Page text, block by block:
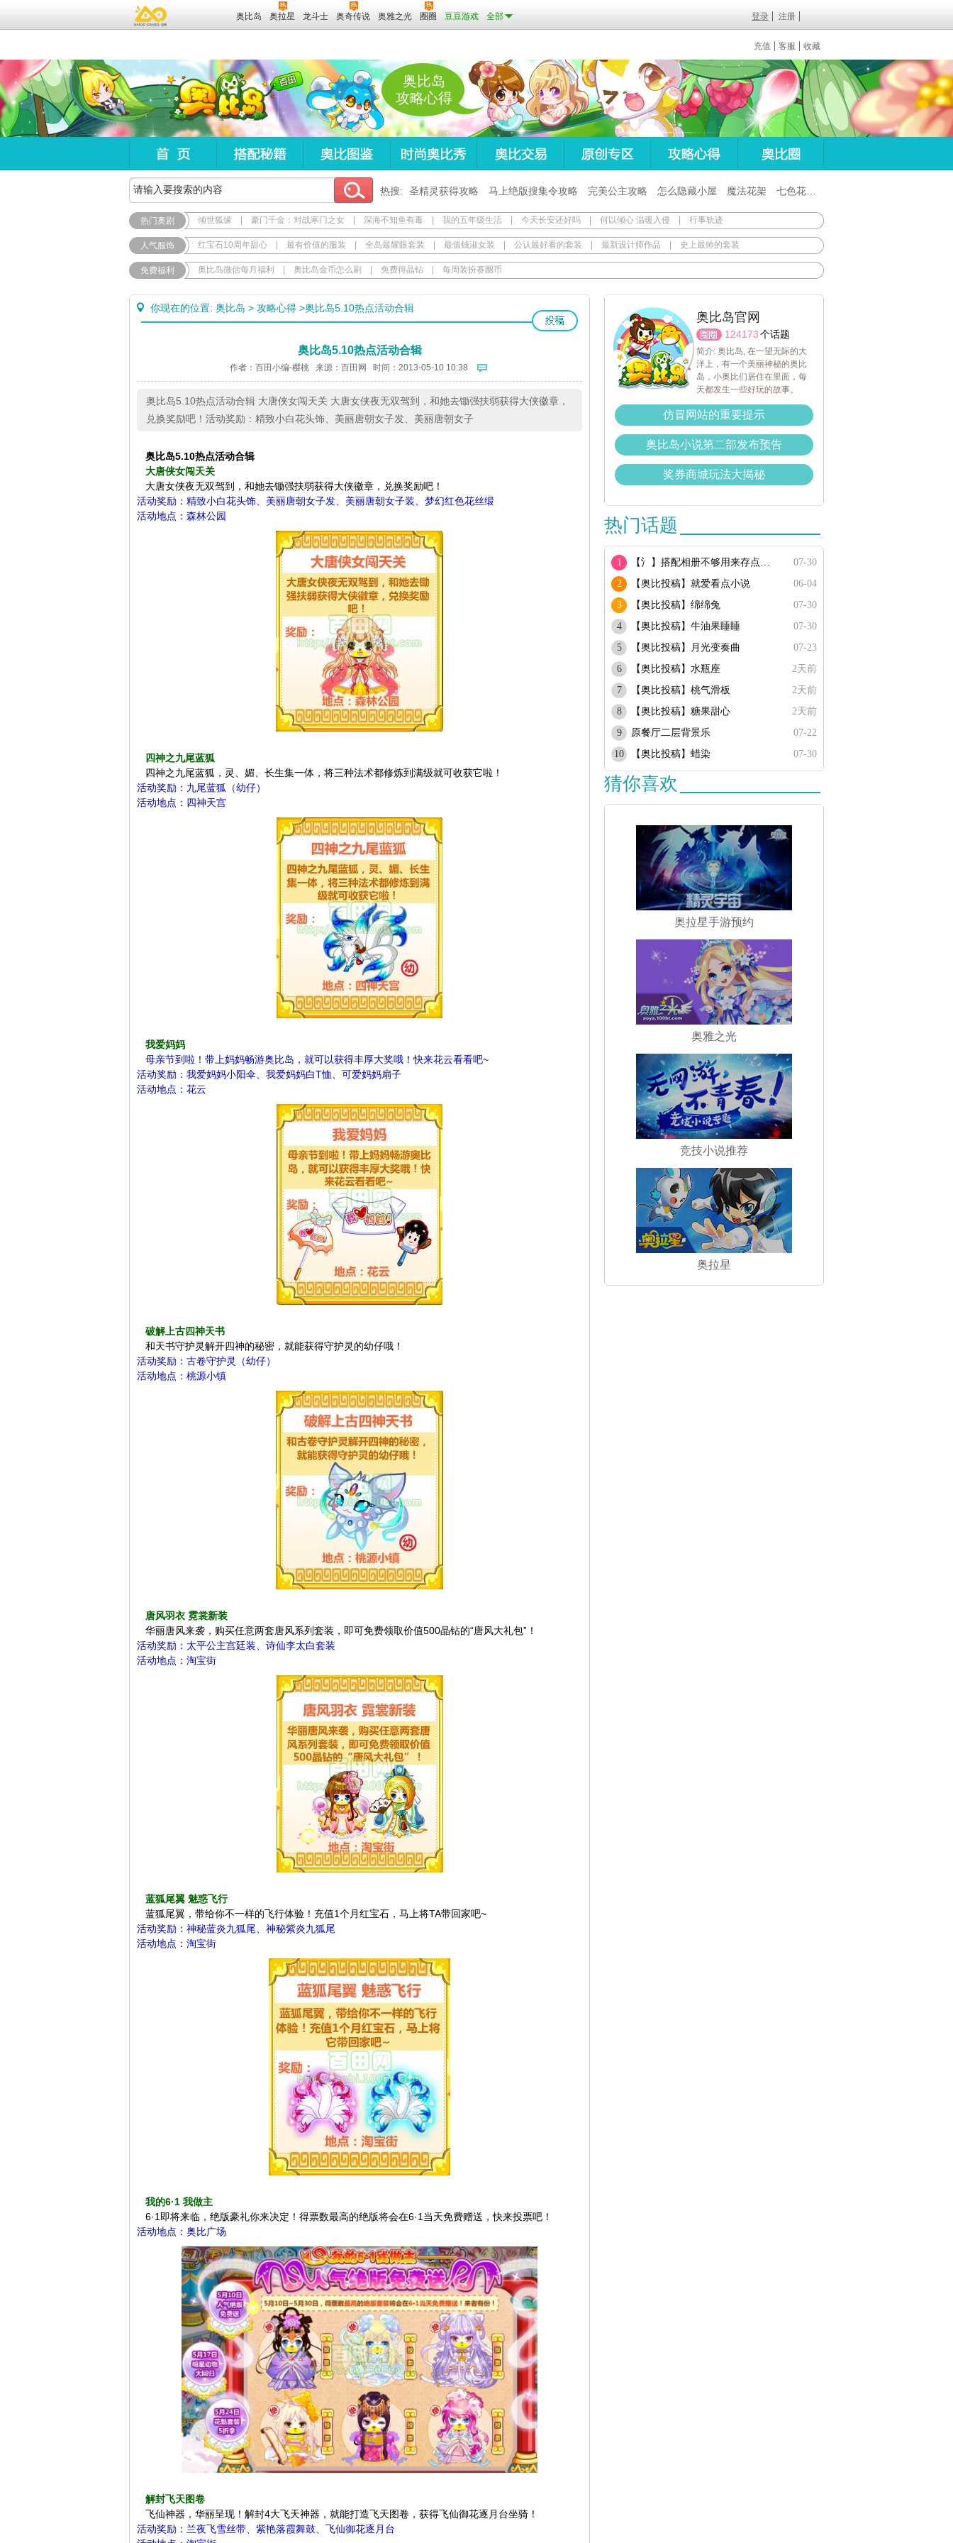
奥比岛 奥拉星 龙斗士 奥奇传说 奥雅之光 圈圈 豆豆游戏 全部 登录 注册
充值 客服 收藏
奥比岛
攻略心得
热搜: 圣精灵获得攻略 马上绝版搜集令攻略 完美公主攻略 怎么隐藏小屋 魔法花架 七色花在哪
热门奥剧 倾世狐缘 豪门千金：对战寒门之女 深海不知鱼有毒 我的五年级生活 今天长安还好吗 何以倾心 温暖入侵 行事轨迹
人气服饰 红宝石10周年甜心 最有价值的服装 全岛最耀眼套装 最值钱淑女装 公认最好看的套装 最新设计师作品 史上最帅的套装
免费福利 奥比岛微信每月福利 奥比岛金币怎么刷 免费得晶钻 每周装扮赛圈币
你现在的位置: 奥比岛 > 攻略心得 >奥比岛5.10热点活动合辑
奥比岛5.10热点活动合辑
作者：百田小编-樱桃 来源： 百田网 时间：2013-05-10 10:38
奥比岛5.10热点活动合辑 大唐侠女闯天关 大唐女侠夜无双驾到，和她去锄强扶弱获得大侠徽章，
兑换奖励吧！活动奖励：精致小白花头饰、美丽唐朝女子发、美丽唐朝女子
奥比岛5.10热点活动合辑
大唐侠女闯天关
大唐女侠夜无双驾到，和她去锄强扶弱获得大侠徽章，兑换奖励吧！
活动奖励：精致小白花头饰、美丽唐朝女子发、美丽唐朝女子装、梦幻红色花丝缎
活动地点：森林公园
四神之九尾蓝狐
四神之九尾蓝狐，灵、媚、长生集一体，将三种法术都修炼到满级就可收获它啦！
活动奖励：九尾蓝狐（幼仔）
活动地点：四神天宫
我爱妈妈
母亲节到啦！带上妈妈畅游奥比岛，就可以获得丰厚大奖哦！快来花云看看吧~
活动奖励：我爱妈妈小阳伞、我爱妈妈白T恤、可爱妈妈扇子
活动地点：花云
破解上古四神天书
和天书守护灵解开四神的秘密，就能获得守护灵的幼仔哦！
活动奖励：古卷守护灵（幼仔）
活动地点：桃源小镇
唐风羽衣 霓裳新装
华丽唐风来袭，购买任意两套唐风系列套装，即可免费领取价值500晶钻的“唐风大礼包”！
活动奖励：太平公主宫廷装、诗仙李太白套装
活动地点：淘宝街
蓝狐尾翼 魅惑飞行
蓝狐尾翼，带给你不一样的飞行体验！充值1个月红宝石，马上将TA带回家吧~
活动奖励：神秘蓝炎九狐尾、神秘紫炎九狐尾
活动地点：淘宝街
我的6·1 我做主
6·1即将来临，绝版豪礼你来决定！得票数最高的绝版将会在6·1当天免费赠送，快来投票吧！
活动地点：奥比广场
解封飞天图卷
飞仙神器，华丽呈现！解封4大飞天神器，就能打造飞天图卷，获得飞仙御花逐月台坐骑！
活动奖励：兰夜飞雪丝带、紫艳落霞舞鼓、飞仙御花逐月台
奥比岛官网
124173个话题
简介: 奥比岛, 在一望无际的大
洋上，有一个美丽神秘的奥比
岛，小奥比们居住在里面，每
天都发生一些好玩的故事。
仿冒网站的重要提示
奥比岛小说第二部发布预告
奖券商城玩法大揭秘
热门话题
1 【氵】搭配相册不够用来存点搭配
07-30
2
【奥比投稿】就爱看点小说
06-04
3
【奥比投稿】绵绵兔
07-30
4
【奥比投稿】牛油果睡睡
07-30
5
【奥比投稿】月光变奏曲
07-23
6
【奥比投稿】水瓶座
2天前
7
【奥比投稿】桃气滑板
2天前
8
【奥比投稿】糖果甜心
2天前
9
原餐厅二层背景乐
07-22
10
【奥比投稿】蜡染 07-30
猜你喜欢
奥拉星手游预约
奥雅之光
竞技小说推荐
奥拉星